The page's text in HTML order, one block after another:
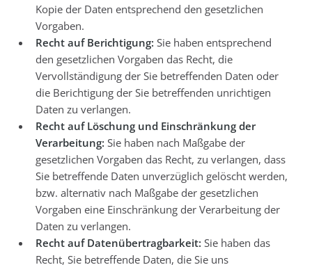
Kopie der Daten entsprechend den gesetzlichen
Vorgaben.
Recht auf Berichtigung: Sie haben entsprechend
den gesetzlichen Vorgaben das Recht, die
Vervollständigung der Sie betreffenden Daten oder
die Berichtigung der Sie betreffenden unrichtigen
Daten zu verlangen.
Recht auf Löschung und Einschränkung der
Verarbeitung: Sie haben nach Maßgabe der
gesetzlichen Vorgaben das Recht, zu verlangen, dass
Sie betreffende Daten unverzüglich gelöscht werden,
bzw. alternativ nach Maßgabe der gesetzlichen
Vorgaben eine Einschränkung der Verarbeitung der
Daten zu verlangen.
Recht auf Datenübertragbarkeit: Sie haben das
Recht, Sie betreffende Daten, die Sie uns